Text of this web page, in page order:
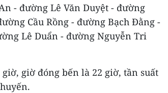
- đường Lê Văn Duyệt - đường
Cầu Rồng - đường Bạch Đằng -
Lê Duẩn - đường Nguyễn Tri
giờ đóng bến là 22 giờ, tần suất